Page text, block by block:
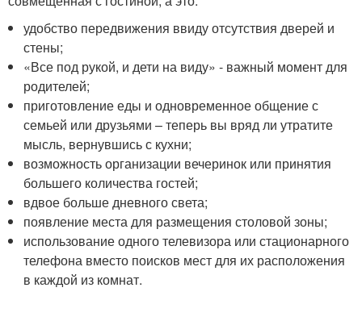
удобство передвижения ввиду отсутствия дверей и
стены;
«Все под рукой, и дети на виду» - важный момент для
родителей;
приготовление еды и одновременное общение с
семьей или друзьями – теперь вы вряд ли утратите
мысль, вернувшись с кухни;
возможность организации вечеринок или принятия
большего количества гостей;
вдвое больше дневного света;
появление места для размещения столовой зоны;
использование одного телевизора или стационарного
телефона вместо поисков мест для их расположения
в каждой из комнат.